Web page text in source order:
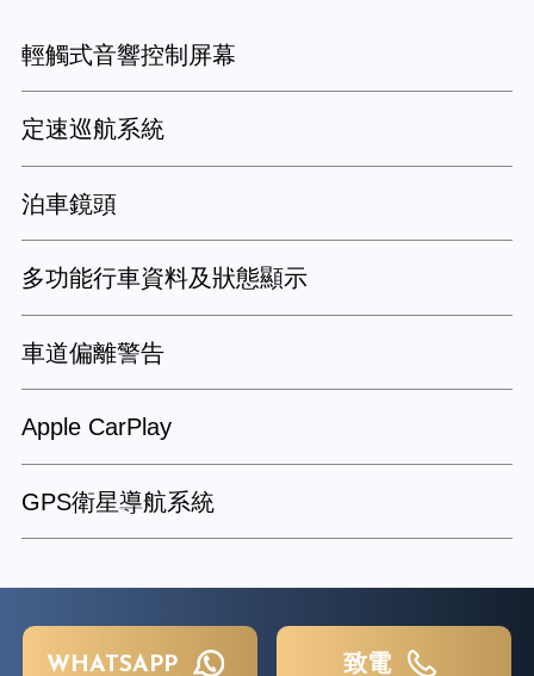
輕觸式音響控制屏幕
定速巡航系統
泊車鏡頭
多功能行車資料及狀態顯示
車道偏離警告
Apple CarPlay
GPS衛星導航系統
WHATSAPP 致電